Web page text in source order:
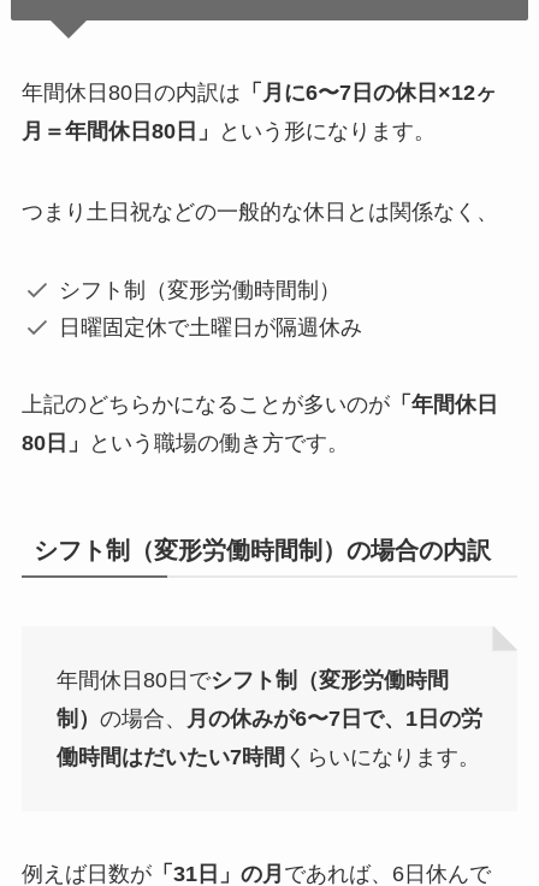
年間休日80日の内訳は 「月に6〜7日の休日×12ヶ
月＝年間休日80日」
という形になります。
つまり土日祝などの一般的な休日とは関係なく、
シフト制（変形労働時間制）
日曜固定休で土曜日が隔週休み
上記のどちらかになることが多いのが「年間休日
80日」
という職場の働き方です。
シフト制（変形労働時間制）の場合の内訳
年間休日80日でシフト制（変形労働時間
制） の場合、
月の休みが6〜7日で、1日の労
働時間はだいたい7時間 くらいになります。
例えば日数が「31日」の月 であれば、6日休んで